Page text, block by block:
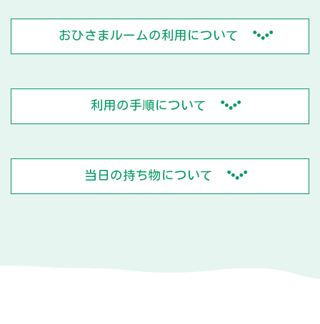
おひさまルームの利用について
利用の手順について
当日の持ち物について